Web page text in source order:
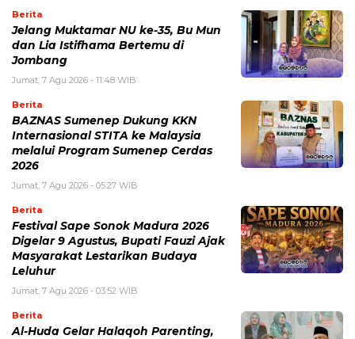
Berita
Jelang Muktamar NU ke-35, Bu Mun
dan Lia Istifhama Bertemu di
Jombang
Jumat, 7 Agu 2026 - 11:48 WIB
Berita
BAZNAS Sumenep Dukung KKN
Internasional STITA ke Malaysia
melalui Program Sumenep Cerdas
2026
Jumat, 7 Agu 2026 - 05:27 WIB
Berita
Festival Sape Sonok Madura 2026
Digelar 9 Agustus, Bupati Fauzi Ajak
Masyarakat Lestarikan Budaya
Leluhur
Jumat, 7 Agu 2026 - 03:52 WIB
Berita
Al-Huda Gelar Halaqoh Parenting,